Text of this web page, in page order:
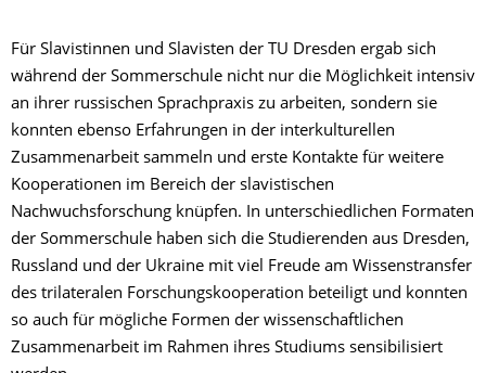
Für Slavistinnen und Slavisten der TU Dresden ergab sich
während der Sommerschule nicht nur die Möglichkeit intensiv
an ihrer russischen Sprachpraxis zu arbeiten, sondern sie
konnten ebenso Erfahrungen in der interkulturellen
Zusammenarbeit sammeln und erste Kontakte für weitere
Kooperationen im Bereich der slavistischen
Nachwuchsforschung knüpfen. In unterschiedlichen Formaten
der Sommerschule haben sich die Studierenden aus Dresden,
Russland und der Ukraine mit viel Freude am Wissenstransfer
des trilateralen Forschungskooperation beteiligt und konnten
so auch für mögliche Formen der wissenschaftlichen
Zusammenarbeit im Rahmen ihres Studiums sensibilisiert